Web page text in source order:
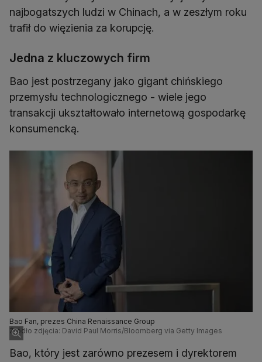
najbogatszych ludzi w Chinach, a w zeszłym roku
trafił do więzienia za korupcję.
Jedna z kluczowych firm
Bao jest postrzegany jako gigant chińskiego
przemysłu technologicznego - wiele jego
transakcji ukształtowało internetową gospodarkę
konsumencką.
Bao Fan, prezes China Renaissance Group
Źródło zdjęcia: David Paul Morris/Bloomberg via Getty Images
Bao, który jest zarówno prezesem i dyrektorem